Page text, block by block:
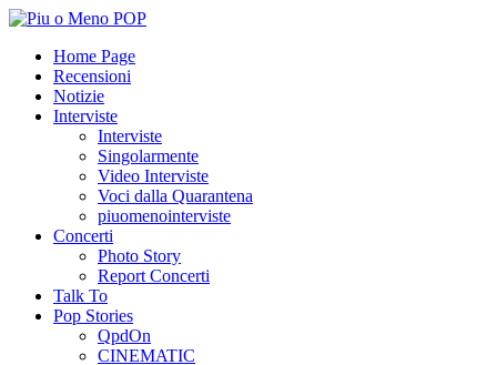
Home Page
Recensioni
Notizie
Interviste
Interviste
Singolarmente
Video Interviste
Voci dalla Quarantena
piuomenointerviste
Concerti
Photo Story
Report Concerti
Talk To
Pop Stories
QpdOn
CINEMATIC